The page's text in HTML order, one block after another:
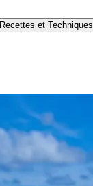
Recettes et Techniques